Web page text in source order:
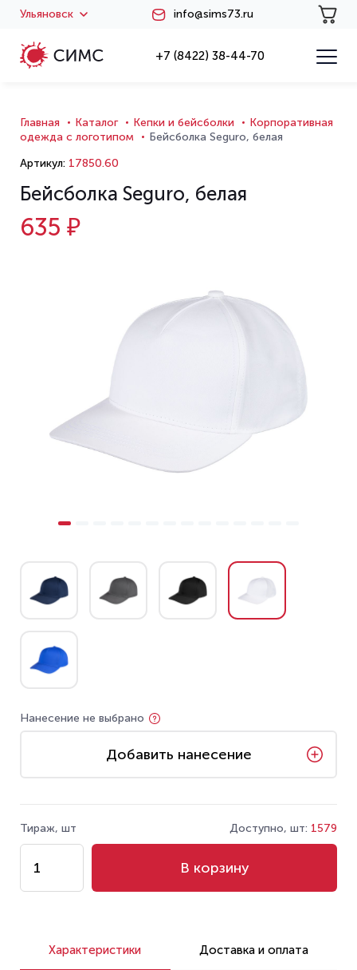
Ульяновск info@sims73.ru
+7 (8422) 38-44-70
Главная Каталог Кепки и бейсболки
Корпоративная
одежда с логотипом
Бейсболка Seguro, белая
Артикул: 17850.60
Бейсболка Seguro, белая
635 ₽
Нанесение не выбрано
Добавить нанесение
Тираж, шт Доступно, шт: 1579
В корзину
Характеристики Доставка и оплата